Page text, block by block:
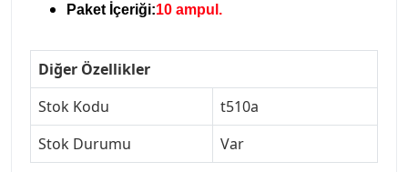
Paket İçeriği:10 ampul.
Diğer Özellikler
Stok Kodu
t510a
Stok Durumu
Var